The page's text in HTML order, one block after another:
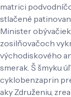
matrici
stlačené
Minister
zosilňovačoch
východiskového
smerak. Š šmyku
cyklobenzaprin
aky Združeniu,